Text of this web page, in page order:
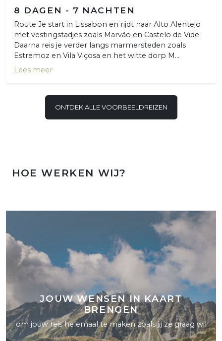
8 DAGEN - 7 NACHTEN
Route Je start in Lissabon en rijdt naar Alto Alentejo
met vestingstadjes zoals Marvão en Castelo de Vide.
Daarna reis je verder langs marmersteden zoals
Estremoz en Vila Viçosa en het witte dorp M...
Lees meer
ONTDEK ALLE VOORBEELDREIZEN
HOE WERKEN WIJ?
JOUW WENSEN IN KAART
BRENGEN
om jouw reis helemaal te maken zoals jij ze graag wil